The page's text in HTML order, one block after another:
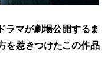
ラマが劇場公開するま
を惹きつけたこの作品